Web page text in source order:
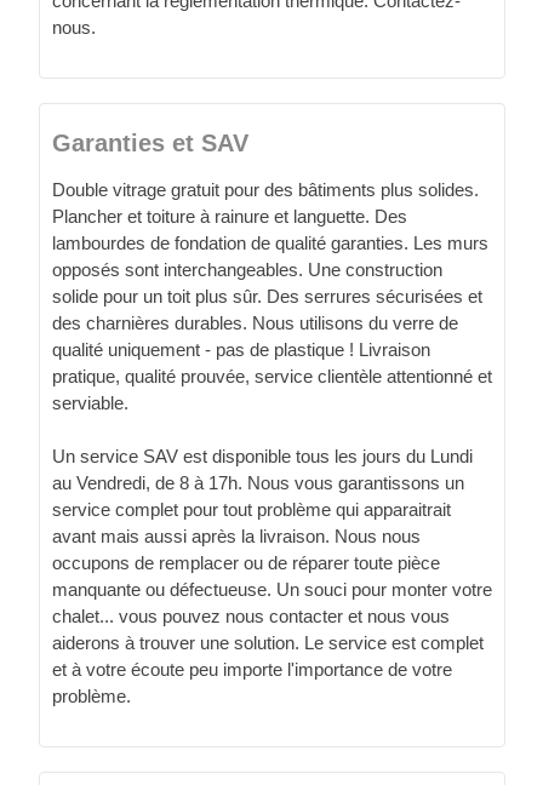
nous.
Garanties et SAV
Double vitrage gratuit pour des bâtiments plus solides.
Plancher et toiture à rainure et languette. Des
lambourdes de fondation de qualité garanties. Les murs
opposés sont interchangeables. Une construction
solide pour un toit plus sûr. Des serrures sécurisées et
des charnières durables. Nous utilisons du verre de
qualité uniquement - pas de plastique ! Livraison
pratique, qualité prouvée, service clientèle attentionné et
serviable.
Un service SAV est disponible tous les jours du Lundi
au Vendredi, de 8 à 17h. Nous vous garantissons un
service complet pour tout problème qui apparaitrait
avant mais aussi après la livraison. Nous nous
occupons de remplacer ou de réparer toute pièce
manquante ou défectueuse. Un souci pour monter votre
chalet... vous pouvez nous contacter et nous vous
aiderons à trouver une solution. Le service est complet
et à votre écoute peu importe l'importance de votre
problème.